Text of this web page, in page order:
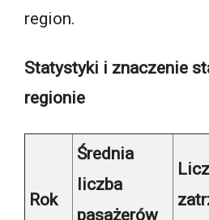
region.
Statystyki i znaczenie
regionie
Rok
Średnia
liczba
pasażerów